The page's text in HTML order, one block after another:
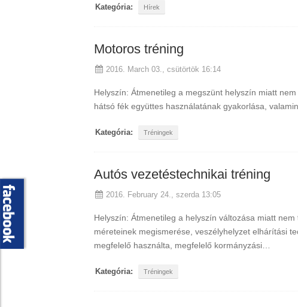
Kategória: Hírek
Motoros tréning
2016. March 03., csütörtök 16:14
Helyszín: Átmenetileg a megszünt helyszín miatt
hátsó fék együttes használatának gyakorlása,
Kategória: Tréningek
Autós vezetéstechnikai tréning
2016. February 24., szerda 13:05
Helyszín: Átmenetileg a helyszín változása miatt
méreteinek megismerése, veszélyhelyzet elhárítási
megfelelő használta, megfelelő kormányzási…
Kategória: Tréningek